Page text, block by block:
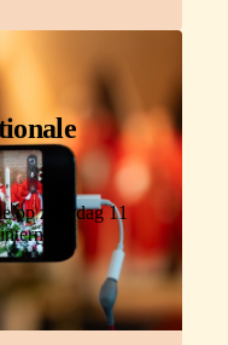
op zaterdag 11